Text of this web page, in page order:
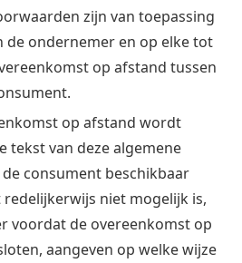
zijn van toepassing
de ondernemer en op elke tot
op afstand tussen
op afstand wordt
tekst van deze algemene
consument beschikbaar
niet mogelijk is,
voordat de overeenkomst op
aangeven op welke wijze